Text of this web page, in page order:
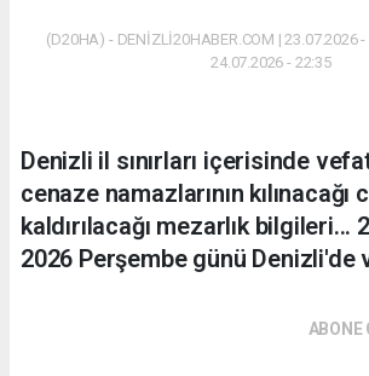
(D20HA) - DENİZLİ20HABER.COM | 23.07.2026
24.07.2026 - 22:35
Denizli il sınırları içerisinde
cenaze namazlarının kılınacağı
kaldırılacağı mezarlık bilgileri...
2026 Perşembe günü Denizli'de
ABONE